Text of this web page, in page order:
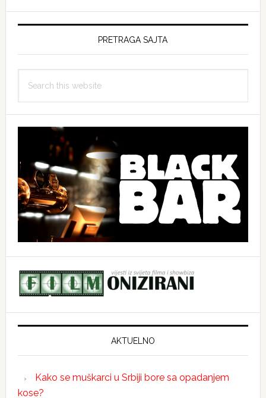
PRETRAGA SAJTA
this
AKTUELNO
Kako se muškarci u Srbiji bore sa opadanjem
kose?